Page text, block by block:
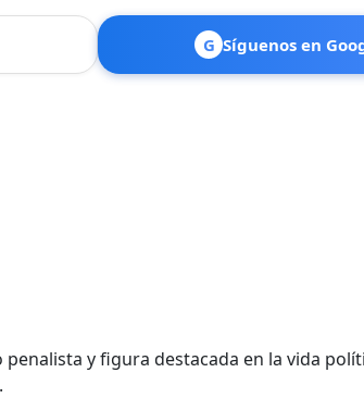
G Síguenos en
y figura destacada en la vida